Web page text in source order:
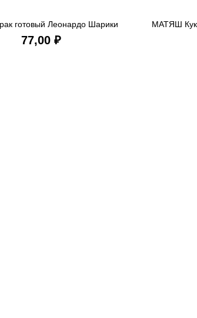
В КОРЗИНУ
готовый Леонардо Шарики
шоколадные 200 гр
₽
МАТЯШ